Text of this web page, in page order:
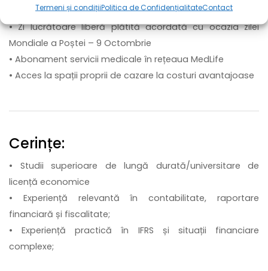
Termeni și condițiiPolitica de ConfidențialitateContact
• Concediu de odihnă de 20 de zile
• Zi lucrătoare liberă plătită acordată cu ocazia zilei
Mondiale a Poștei – 9 Octombrie
• Abonament servicii medicale în rețeaua MedLife
• Acces la spații proprii de cazare la costuri avantajoase
Cerințe:
• Studii superioare de lungă durată/universitare de
licență economice
• Experiență relevantă în contabilitate, raportare
financiară și fiscalitate;
• Experiență practică în IFRS și situații financiare
complexe;